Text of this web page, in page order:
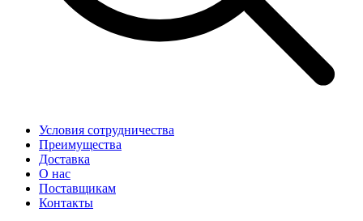
Условия сотрудничества
Преимущества
Доставка
О нас
Поставщикам
Контакты